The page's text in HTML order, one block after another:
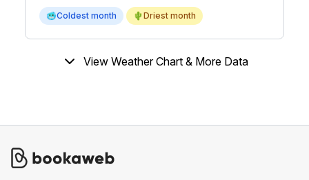
🥶Coldest month 🌵Driest month
View Weather Chart & More Data